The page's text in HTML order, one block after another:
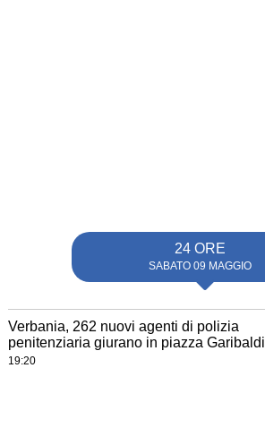
24 ORE
SABATO 09 MAGGIO
Verbania, 262 nuovi agenti di polizia
penitenziaria giurano in piazza Garibaldi
19:20